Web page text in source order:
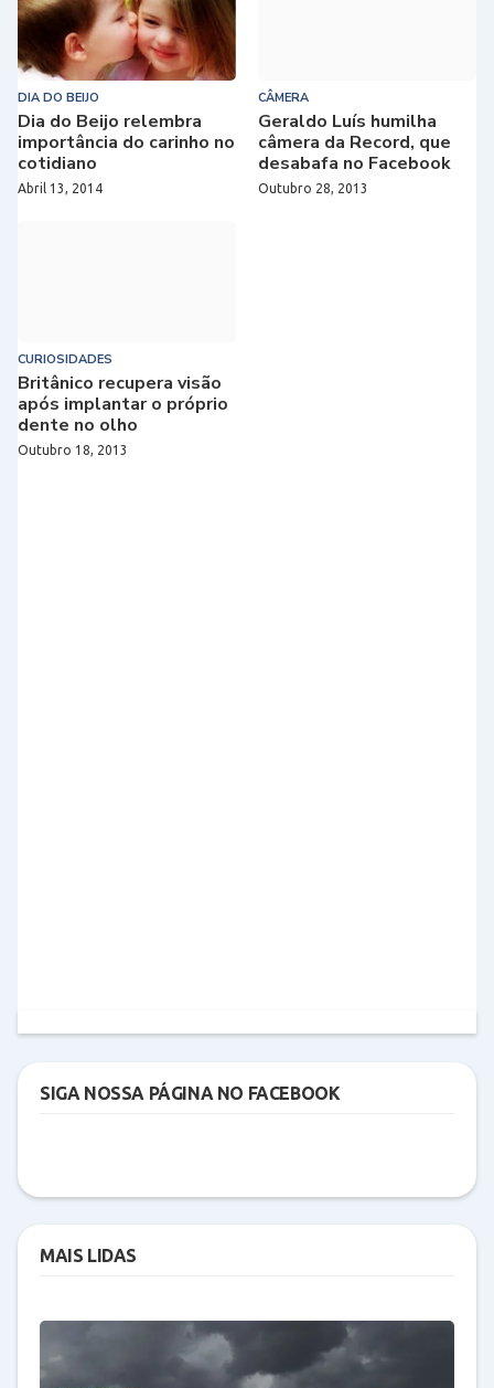
DIA DO BEIJO
Dia do Beijo relembra
importância do carinho no
cotidiano
Abril 13, 2014
CÂMERA
Geraldo Luís humilha
câmera da Record, que
desabafa no Facebook
Outubro 28, 2013
CURIOSIDADES
Britânico recupera visão
após implantar o próprio
dente no olho
Outubro 18, 2013
SIGA NOSSA PÁGINA NO FACEBOOK
MAIS LIDAS